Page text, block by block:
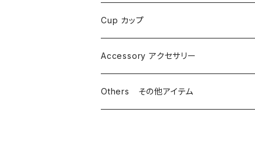
Cup カップ
Accessory アクセサリー
Others その他アイテム